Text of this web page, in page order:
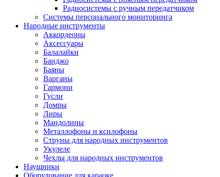
Радиосистемы с ручным передатчиком
Системы персонального мониторинга
Народные инструменты
Аккордеоны
Аксессуары
Балалайки
Банджо
Баяны
Варганы
Гармони
Гусли
Домры
Лиры
Мандолины
Металлофоны и ксилофоны
Струны для народных инструментов
Укулеле
Чехлы для народных инструментов
Наушники
Оборудование для караоке